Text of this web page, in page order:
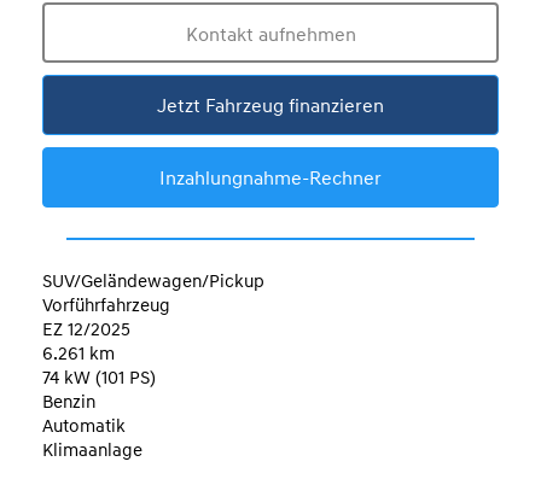
Kontakt aufnehmen
Jetzt Fahrzeug finanzieren
Inzahlungnahme-Rechner
SUV/Geländewagen/Pickup
Vorführfahrzeug
EZ 12/2025
6.261 km
74 kW (101 PS)
Benzin
Automatik
Klimaanlage